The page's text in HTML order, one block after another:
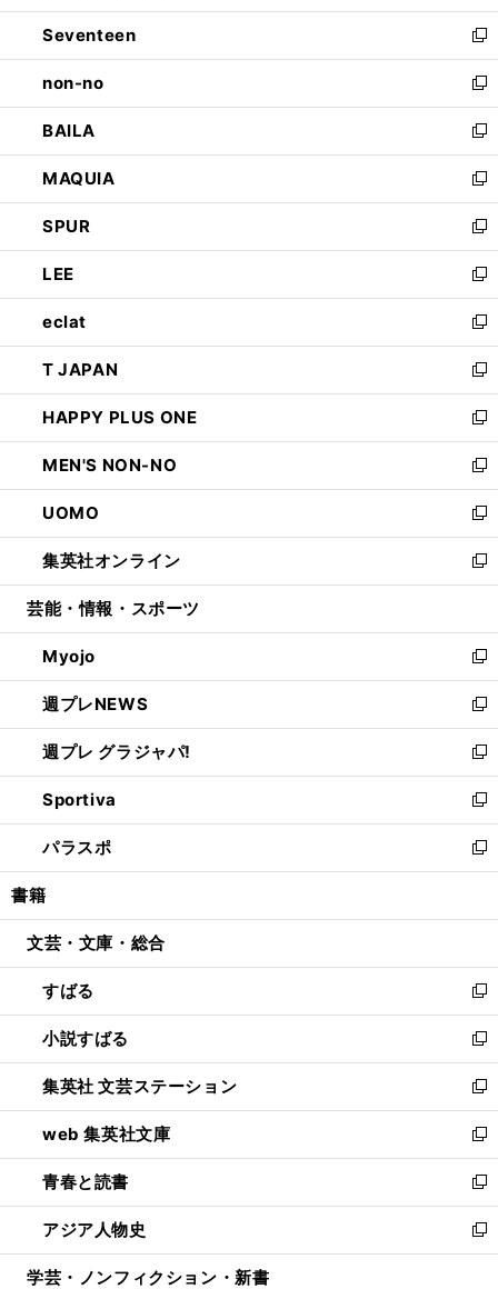
開
く
ウ
で
開
く
ン
ド
ウ
で
開
く
Seventeen
新
し
い
ウ
ィ
ン
ド
ウ
で
開
く
non-no
新
し
い
ウ
ィ
ン
ド
ウ
で
開
く
BAILA
新
し
い
ウ
ィ
ン
ド
ウ
で
開
く
MAQUIA
新
し
い
ウ
ィ
ン
ド
ウ
で
開
く
SPUR
新
し
い
ウ
ィ
ン
ド
ウ
で
開
く
LEE
新
し
い
ウ
ィ
ン
ド
ウ
で
開
く
eclat
新
し
い
ウ
ィ
ン
ド
ウ
で
開
く
T JAPAN
新
し
い
ウ
ィ
ン
ド
ウ
で
開
HAPPY PLUS ONE
新
し
い
ウ
ィ
ン
ド
ウ
開
く
MEN'S NON-NO
新
し
い
ウ
ィ
ン
ウ
で
開
く
UOMO
新
し
い
ウ
ン
ド
ウ
で
開
く
集英社オンライン
新
し
ウ
ィ
ン
ド
ウ
で
開
く
芸能・情報・スポーツ
Myojo
新
し
い
ウ
ィ
ン
ド
ウ
で
開
週プレNEWS
新
し
い
ウ
ィ
ン
ド
ウ
開
週プレ グラジャパ!
新
し
い
ウ
ィ
ン
ウ
開
く
Sportiva
新
し
い
ウ
ン
ウ
で
開
く
パラスポ
新
し
ウ
ン
ド
ウ
で
開
く
書籍
文芸・文庫・総合
すばる
新
し
い
ウ
ィ
ン
ド
ウ
で
開
く
小説すばる
新
し
い
ウ
ィ
ン
ド
ウ
で
開
集英社 文芸ステーション
新
し
い
ウ
ィ
ン
ド
ウ
web 集英社文庫
新
し
い
ウ
ィ
ン
青春と読書
新
し
い
ウ
アジア人物史
新
し
学芸・ノンフィクション・新書